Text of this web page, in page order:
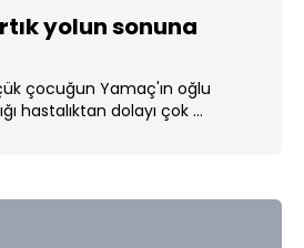
yolun sonuna
çocuğun Yamaç'ın oğlu
hastalıktan dolayı çok ...